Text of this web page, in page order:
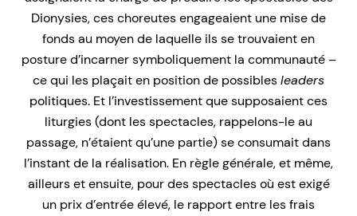
Dionysies, ces choreutes engageaient une mise de
fonds au moyen de laquelle ils se trouvaient en
posture d’incarner symboliquement la communauté –
ce qui les plaçait en position de possiblesleaders
politiques. Et l’investissement que supposaient ces
liturgies (dont les spectacles, rappelons-le au
passage, n’étaient qu’une partie) se consumait dans
l’instant de la réalisation. En règle générale, et même,
ailleurs et ensuite, pour des spectacles où est exigé
un prix d’entrée élevé, le rapport entre les frais